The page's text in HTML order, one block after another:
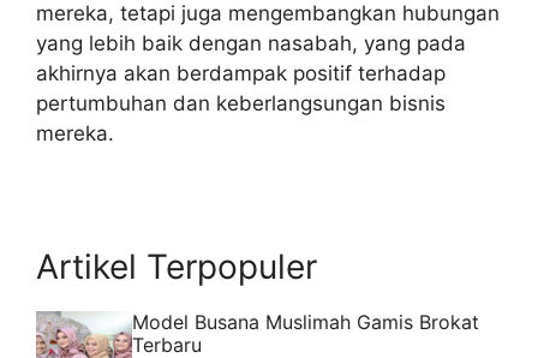
mereka, tetapi juga mengembangkan hubungan
yang lebih baik dengan nasabah, yang pada
akhirnya akan berdampak positif terhadap
pertumbuhan dan keberlangsungan bisnis
mereka.
Artikel Terpopuler
Model Busana Muslimah Gamis Brokat
Terbaru